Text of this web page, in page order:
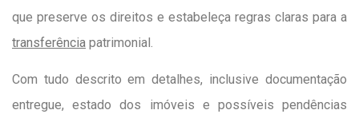
que preserve os direitos e estabeleça regras claras para a
transferência patrimonial.
Com tudo descrito em detalhes, inclusive documentação
entregue, estado dos imóveis e possíveis pendências